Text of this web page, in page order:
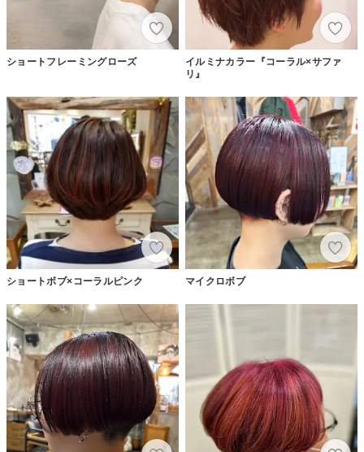
ショートフレーミングローズ
イルミナカラー『コーラル×サファ
リ』
ショートボブ×コーラルピンク マイクロボブ